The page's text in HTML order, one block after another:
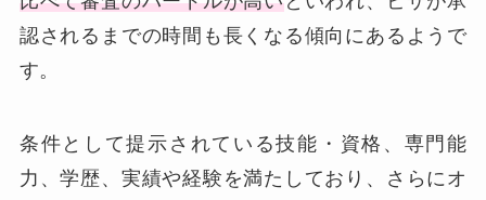
認されるまでの時間も長くなる傾向にあるようで
す。
条件として提示されている技能・資格、専門能
力、学歴、実績や経験を満たしており、さらにオ